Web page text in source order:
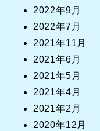
2022年9月
2022年7月
2021年11月
2021年6月
2021年5月
2021年4月
2021年2月
2020年12月